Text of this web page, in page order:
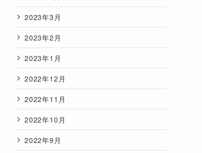
2023年3月
2023年2月
2023年1月
2022年12月
2022年11月
2022年10月
2022年9月